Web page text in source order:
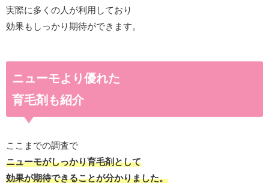
実際に多くの人が利用しており
効果もしっかり期待ができます。
ニューモより優れた
育毛剤も紹介
ここまでの調査で
ニューモがしっかり育毛剤として
効果が期待できることが分かりました。